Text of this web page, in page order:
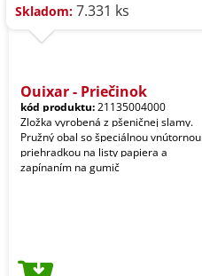
Skladom: 7.331 ks
Quixar - Priečinok
kód produktu:21135004000
Zložka vyrobená z pšeničnej slamy.
Pružný obal so špeciálnou vnútornou
priehradkou na listy papiera a
zapínaním na gumič